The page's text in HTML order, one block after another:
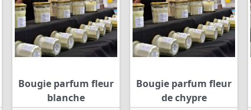
Bougie parfum fleur
blanche
Bougie parfum fleur
de chypre